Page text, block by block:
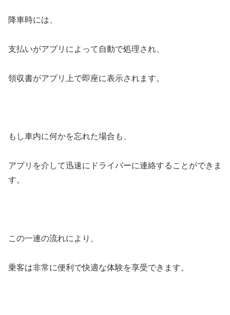
降車時には、
支払いがアプリによって自動で処理され、
領収書がアプリ上で即座に表示されます。
もし車内に何かを忘れた場合も、
アプリを介して迅速にドライバーに連絡することができま
す。
この一連の流れにより、
乗客は非常に便利で快適な体験を享受できます。